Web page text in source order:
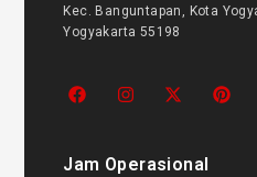
Kec. Banguntapan, Kota
Yogyakarta 55198
Jam Operasional